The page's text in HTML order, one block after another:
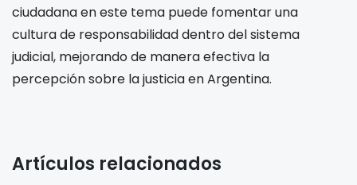
ciudadana en este tema puede fomentar una
cultura de responsabilidad dentro del sistema
judicial, mejorando de manera efectiva la
percepción sobre la justicia en Argentina.
Artículos relacionados